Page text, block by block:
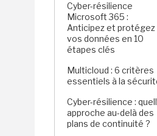
Cyber-résilience
Microsoft 365 :
Anticipez et protégez
vos données en 10
étapes clés
Multicloud : 6 critères
essentiels à la
Cyber-résilience :
approche au-delà des
plans de continuité ?